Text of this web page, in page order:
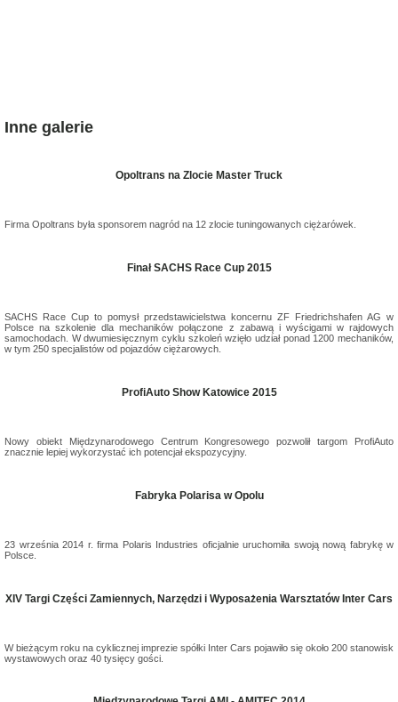
Inne galerie
Opoltrans na Zlocie Master Truck
Firma Opoltrans była sponsorem nagród na 12 zlocie tuningowanych ciężarówek.
Finał SACHS Race Cup 2015
SACHS Race Cup to pomysł przedstawicielstwa koncernu ZF Friedrichshafen AG w
Polsce na szkolenie dla mechaników połączone z zabawą i wyścigami w rajdowych
samochodach. W dwumiesięcznym cyklu szkoleń wzięło udział ponad 1200 mechaników,
w tym 250 specjalistów od pojazdów ciężarowych.
ProfiAuto Show Katowice 2015
Nowy obiekt Międzynarodowego Centrum Kongresowego pozwolił targom ProfiAuto
znacznie lepiej wykorzystać ich potencjał ekspozycyjny.
Fabryka Polarisa w Opolu
23 września 2014 r. firma Polaris Industries oficjalnie uruchomiła swoją nową fabrykę w
Polsce.
XIV Targi Części Zamiennych, Narzędzi i Wyposażenia Warsztatów Inter Cars
W bieżącym roku na cyklicznej imprezie spółki Inter Cars pojawiło się około 200 stanowisk
wystawowych oraz 40 tysięcy gości.